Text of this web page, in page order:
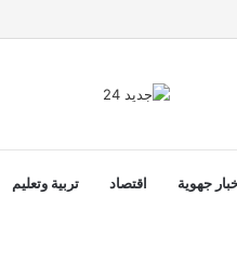
جهوية اقتصاد تربية وتعليم